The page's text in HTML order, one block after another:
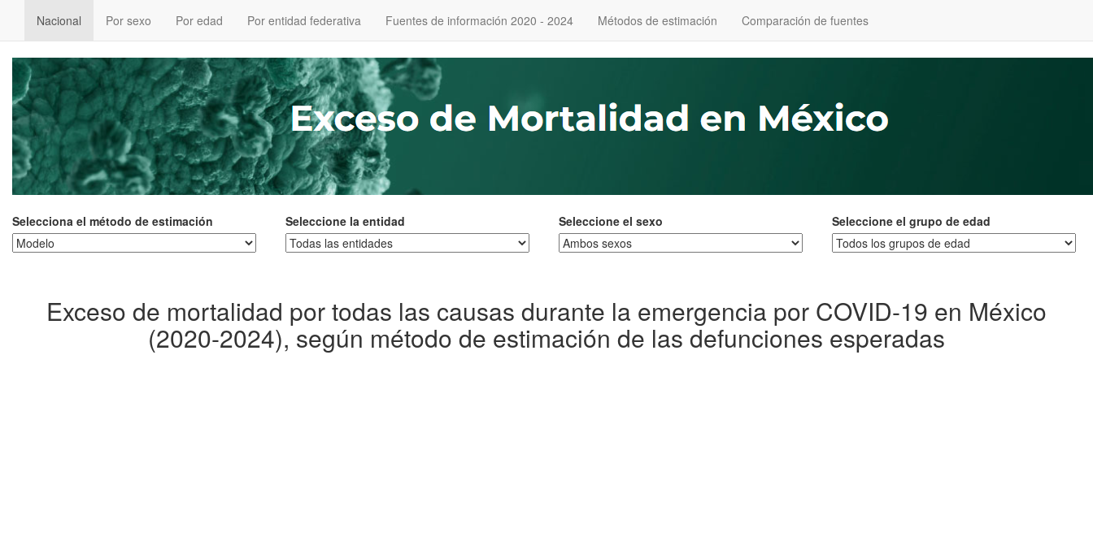
Nacional Por sexo Por edad Por entidad federativa Fuentes de información 2020 - 2024 Métodos de estimación Comparación de fuentes
Selecciona el método de estimación Seleccione la entidad Seleccione el sexo Seleccione el grupo de edad
Exceso de mortalidad por todas las causas durante la emergencia por COVID-19 en México
(2020-2024), según método de estimación de las defunciones esperadas